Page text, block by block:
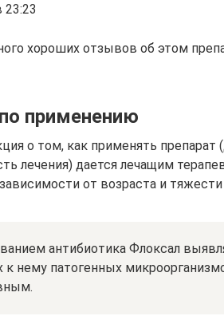
23:23
хороших отзывов об этом
применению
о том, как применять препарат
лечения) дается лечащим
от возраста и тяжести
антибиотика Флоксал
к нему патогенных